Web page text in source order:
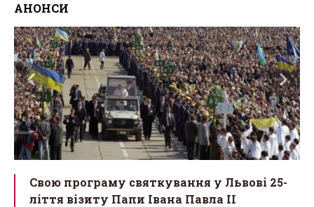
АНОНСИ
Свою програму святкування у Львові 25-
ліття візиту Папи Івана Павла ІІ